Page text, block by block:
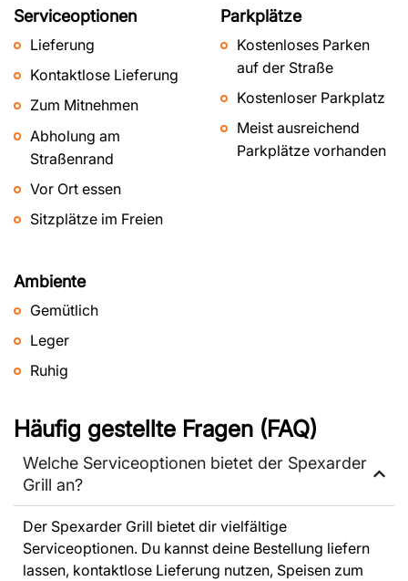
Serviceoptionen
Lieferung
Kontaktlose Lieferung
Zum Mitnehmen
Abholung am
Straßenrand
Vor Ort essen
Sitzplätze im Freien
Parkplätze
Kostenloses Parken
auf der Straße
Kostenloser Parkplatz
Meist ausreichend
Parkplätze vorhanden
Ambiente
Gemütlich
Leger
Ruhig
Häufig gestellte Fragen (FAQ)
Welche Serviceoptionen bietet der Spexarder
Grill an?
Der Spexarder Grill bietet dir vielfältige
Serviceoptionen. Du kannst deine Bestellung liefern
lassen, kontaktlose Lieferung nutzen, Speisen zum